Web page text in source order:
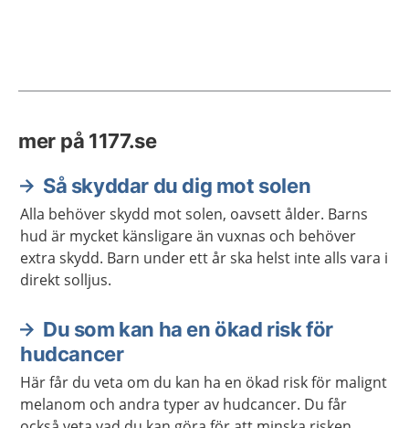
mer på 1177.se
Så skyddar du dig mot solen
Alla behöver skydd mot solen, oavsett ålder. Barns
hud är mycket känsligare än vuxnas och behöver
extra skydd. Barn under ett år ska helst inte alls vara i
direkt solljus.
Du som kan ha en ökad risk för
hudcancer
Här får du veta om du kan ha en ökad risk för malignt
melanom och andra typer av hudcancer. Du får